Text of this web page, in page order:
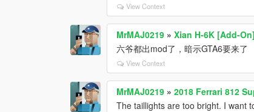
View Context
MrMAJ0219 »Xian H-6K [Add-On]
六爷都出mod了，暗示GTA6要来了
View Context
MrMAJ0219 »2018 Ferrari 812
The taillights are too bright. I want